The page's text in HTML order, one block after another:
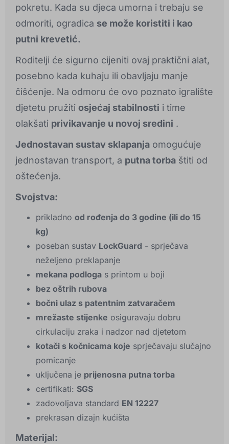
pokretu. Kada su djeca umorna i trebaju se
odmoriti, ogradica se može koristiti i kao
putni krevetić.
Roditelji će sigurno cijeniti ovaj praktični alat,
posebno kada kuhaju ili obavljaju manje
čišćenje. Na odmoru će ovo poznato igralište
djetetu pružiti osjećaj stabilnosti i time
olakšati privikavanje u novoj sredini .
Jednostavan sustav sklapanja omogućuje
jednostavan transport, a putna torba štiti od
oštećenja.
Svojstva:
prikladno od rođenja do 3 godine (ili do 15
kg)
poseban sustav LockGuard - sprječava
neželjeno preklapanje
mekana podloga s printom u boji
bez oštrih rubova
bočni ulaz s patentnim zatvaračem
mrežaste stijenke osiguravaju dobru
cirkulaciju zraka i nadzor nad djetetom
kotači s kočnicama koje sprječavaju slučajno
pomicanje
uključena je prijenosna putna torba
certifikati: SGS
zadovoljava standard EN 12227
prekrasan dizajn kućišta
Materijal: